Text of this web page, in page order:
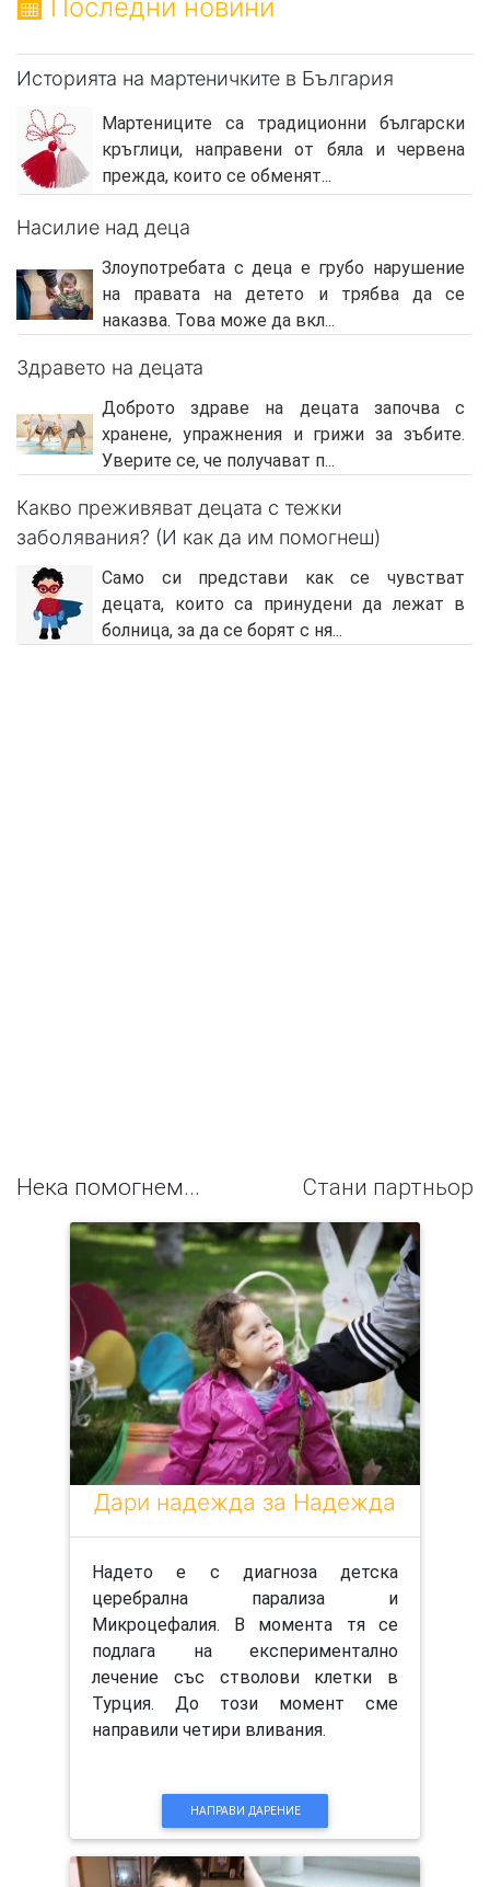
Последни новини
Историята на мартеничките в България
Мартениците са традиционни български
кръглици, направени от бяла и червена
прежда, които се обменят...
Насилие над деца
Злоупотребата с деца е грубо нарушение
на правата на детето и трябва да се
наказва. Това може да вкл...
Здравето на децата
Доброто здраве на децата започва с
хранене, упражнения и грижи за зъбите.
Уверите се, че получават п...
Какво преживяват децата с тежки
заболявания? (И как да им помогнеш)
Само си представи как се чувстват
децата, които са принудени да лежат в
болница, за да се борят с ня...
Нека помогнем... Стани партньор
Дари надежда за Надежда
Надето е с диагноза детска
церебрална парализа и
Микроцефалия. В момента тя се
подлага на експериментално
лечение със стволови клетки в
Турция. До този момент сме
направили четири вливания.
НАПРАВИ ДАРЕНИЕ